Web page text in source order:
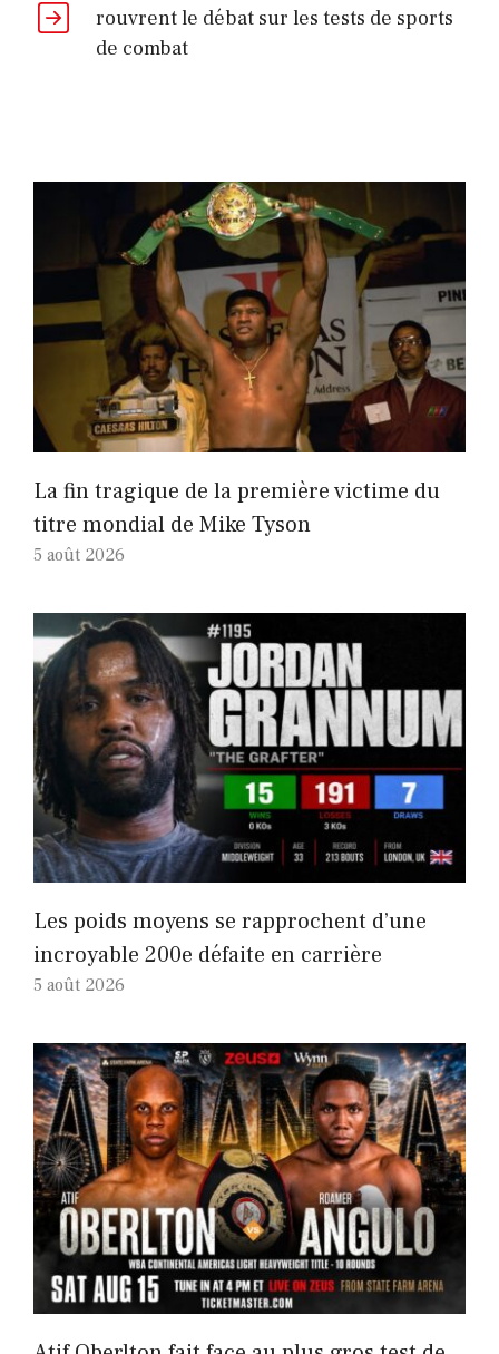
rouvrent le débat sur les tests de sports
de combat
La fin tragique de la première victime du
titre mondial de Mike Tyson
5 août 2026
Les poids moyens se rapprochent d’une
incroyable 200e défaite en carrière
5 août 2026